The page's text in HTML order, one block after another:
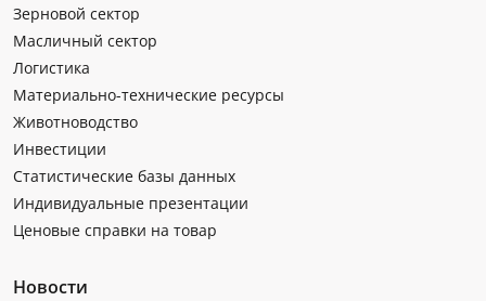
Зерновой сектор
Масличный сектор
Логистика
Материально-технические ресурсы
Животноводство
Инвестиции
Статистические базы данных
Индивидуальные презентации
Ценовые справки на товар
Новости